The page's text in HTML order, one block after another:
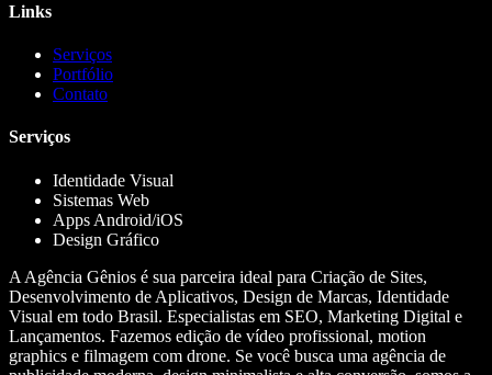
Links
Serviços
Portfólio
Contato
Serviços
Identidade Visual
Sistemas Web
Apps Android/iOS
Design Gráfico
A Agência Gênios é sua parceira ideal para Criação de Sites,
Desenvolvimento de Aplicativos, Design de Marcas, Identidade
Visual em todo Brasil. Especialistas em SEO, Marketing Digital e
Lançamentos. Fazemos edição de vídeo profissional, motion
graphics e filmagem com drone. Se você busca uma agência de